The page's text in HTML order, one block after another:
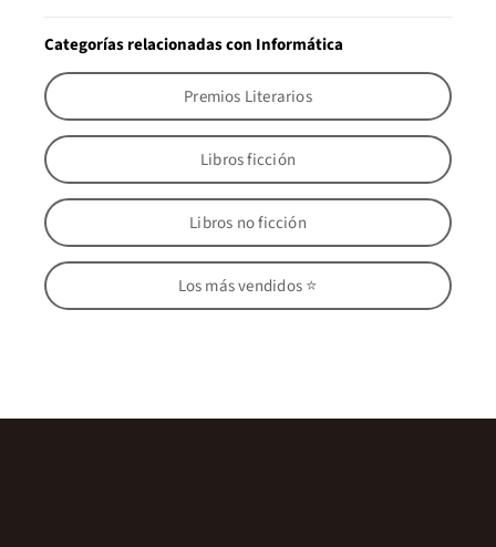
Categorías relacionadas con Informática
Premios Literarios
Libros ficción
Libros no ficción
Los más vendidos ⭐